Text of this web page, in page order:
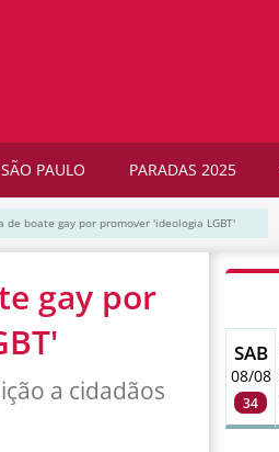
PAULO PARADAS 2025
de boate gay por promover 'ideologia LGBT'
gay por
a cidadãos
SAB
08/08
34